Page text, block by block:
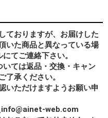
ておりますが、お届けした
いた商品と異なっている場
てご連絡下さい。
ては返品・交換・キャン
了承ください。
いただけますようお願い申
web.com